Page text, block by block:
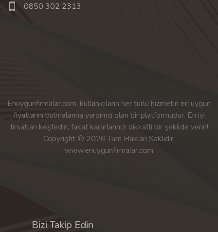
0850 302 2313
Enuygunfirmalar.com, kullanıcıların her türlü hizmetin en uygun
fiyatlarını bulmalarına yardımcı olan bir platformudur. En iyi
fırsatları keşfedin, fakat kararlarınızı dikkatli bir şekilde verin!
Copyright © 2026 Tüm Hakları Saklıdır.
www.enuygunfirmalar.com
Bizi Takip Edin